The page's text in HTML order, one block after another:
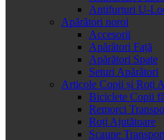
Antifurturi U-
Apărători noroi
Accesorii
Apărători Față
Apărători Spate
Seturi Apărători
Articole Copii și Roți
Biciclete Copii
Remorci
Roți Ajutătoare
Scaune